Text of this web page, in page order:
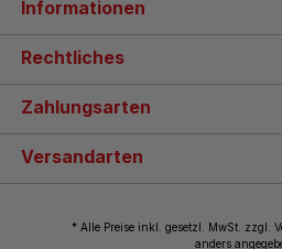
Informationen
Rechtliches
Zahlungsarten
Versandarten
* Alle Preise inkl. gesetzl. MwSt. zzgl.
anders